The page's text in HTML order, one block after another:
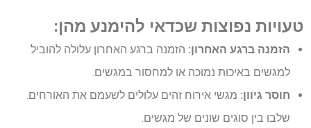
טעויות נפוצות שכדאי להימנע מהן:
הזמנה ברגע האחרון: הזמנה ברגע האחרון עלולה להוביל
למגשים באיכות נמוכה או למחסור במגשים.
חוסר גיוון: מגשי אירוח זהים עלולים לשעמם את האורחים.
שלבו בין סוגים שונים של מגשים.